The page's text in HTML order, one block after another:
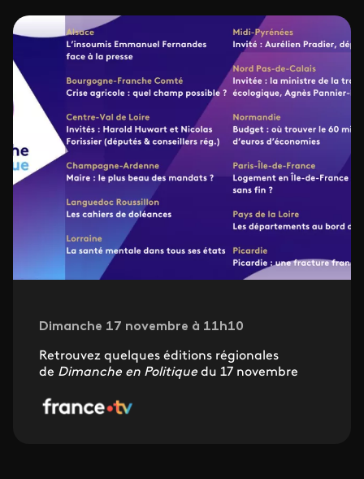
Dimanche 17 novembre à 11h10
Retrouvez quelques éditions régionales
de Dimanche en Politique du 17 novembre